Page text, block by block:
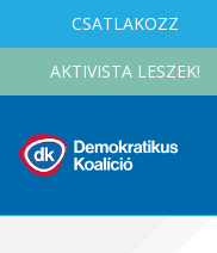
CSATLAKOZZ
AKTIVISTA LESZEK!